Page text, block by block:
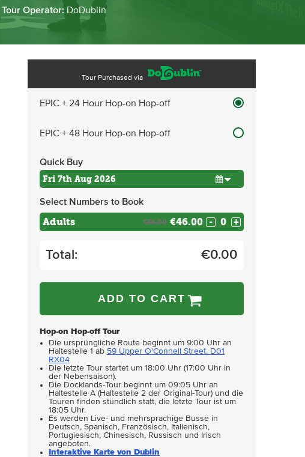
Tour Operator: DoDublin
Tour Purchased via
EPIC + 24 Hour Hop-on Hop-off
EPIC + 48 Hour Hop-on Hop-off
Quick Buy
Select Numbers to Book
Adults €56.00 €46.00 - +
Total: €0.00
ADD TO CART
Hop-on Hop-off Tour
Die ursprüngliche Route beginnt um 9:00 Uhr an
Haltestelle 1 ab 59 Upper O'Connell Street. D01
RX04
Die letzte Tour startet um 18:00 Uhr (17:00 Uhr in
der Nebensaison).
Die Docklands-Tour beginnt um 09:05 Uhr an
Haltestelle A (Haltestelle 2 der Original-Tour) und die
Touren finden stündlich statt, die letzte Tour ist um
18:05 Uhr.
Es werden Live- und mehrsprachige Busse in
Deutsch, Spanisch, Französisch, Italienisch,
Portugiesisch, Chinesisch, Russisch und Irisch
angeboten.
Interaktive Karte von Dublin